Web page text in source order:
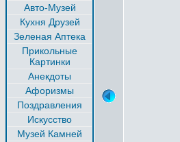
Авто-Музей
Кухня Друзей
Зеленая Аптека
Прикольные
Картинки
Анекдоты
Афоризмы
Поздравления
Искусство
Музей Камней